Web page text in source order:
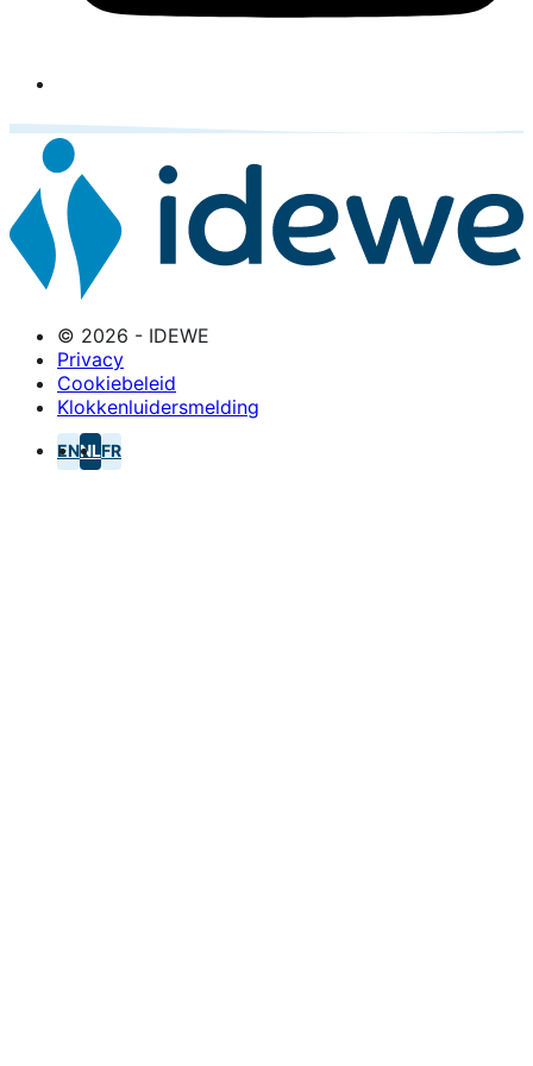
© 2026 - IDEWE
Privacy
Cookiebeleid
Klokkenluidersmelding
ENNLFR